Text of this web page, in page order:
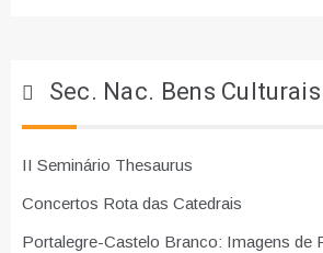
Sec. Nac. Bens
II Seminário Thesaurus
Concertos Rota das Catedrais
Portalegre-Castelo Branco: Imagens de